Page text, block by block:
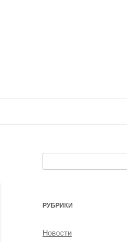
РУБРИКИ
Новости